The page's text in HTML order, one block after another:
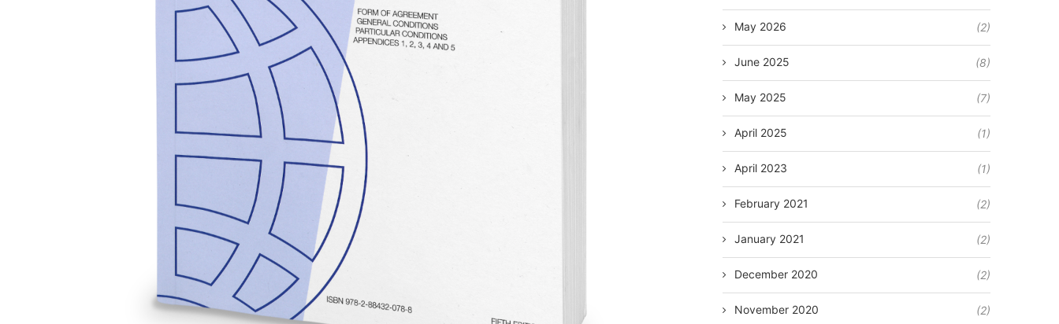
May 2026 (2)
June 2025 (8)
May 2025 (7)
April 2025 (1)
April 2023 (1)
February 2021 (2)
January 2021 (2)
December 2020 (2)
November 2020 (2)